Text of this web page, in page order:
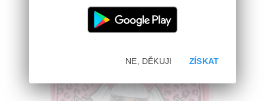
ZÍSKAT
NE, DĚKUJI